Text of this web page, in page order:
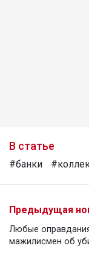
В статье
#банки
Предыдущая
Любые
мажилисмен об